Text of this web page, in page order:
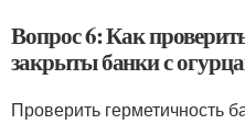
Вопрос 6: Как
закрыты банки с
Проверить герметичность